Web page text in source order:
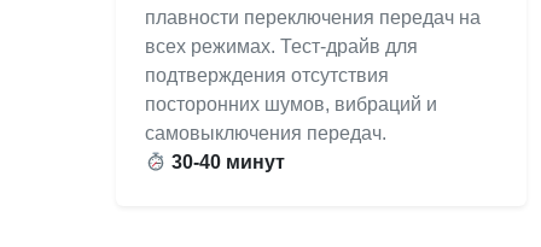
плавности переключения передач на
всех режимах. Тест-драйв для
подтверждения отсутствия
посторонних шумов, вибраций и
самовыключения передач.
30-40 минут